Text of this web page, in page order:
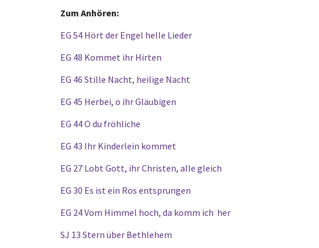
Zum Anhören:
EG 54 Hört der Engel helle Lieder
EG 48 Kommet ihr Hirten
EG 46 Stille Nacht, heilige Nacht
EG 45 Herbei, o ihr Gläubigen
EG 44 O du fröhliche
EG 43 Ihr Kinderlein kommet
EG 27 Lobt Gott, ihr Christen, alle gleich
EG 30 Es ist ein Ros entsprungen
EG 24 Vom Himmel hoch, da komm ich her
SJ 13 Stern über Bethlehem